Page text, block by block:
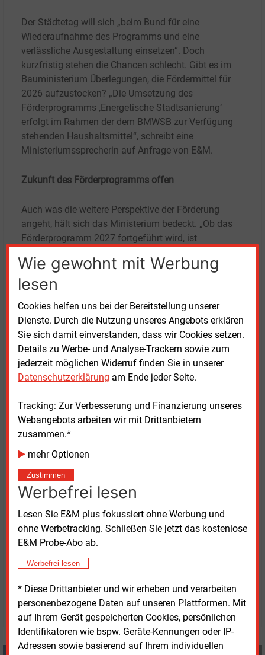
Wie gewohnt mit Werbung
lesen
Cookies helfen uns bei der Bereitstellung unserer
Dienste. Durch die Nutzung unseres Angebots erklären
Sie sich damit einverstanden, dass wir Cookies setzen.
Details zu Werbe- und Analyse-Trackern sowie zum
jederzeit möglichen Widerruf finden Sie in unserer
Datenschutzerklärung am Ende jeder Seite.
Tracking: Zur Verbesserung und Finanzierung unseres
Webangebots arbeiten wir mit Drittanbietern
zusammen.*
mehr Optionen
Zustimmen
Werbefrei lesen
Lesen Sie E&M plus fokussiert ohne Werbung und
ohne Werbetracking. Schließen Sie jetzt das kostenlose
E&M Probe-Abo ab.
Werbefrei lesen
* Diese Drittanbieter und wir erheben und verarbeiten
personenbezogene Daten auf unseren Plattformen. Mit
auf Ihrem Gerät gespeicherten Cookies, persönlichen
Identifikatoren wie bspw. Geräte-Kennungen oder IP-
Adressen sowie basierend auf Ihrem individuellen
Der Städtetag will sich „beim Bund für eine
Wiederaufnahme des Programms und eine
verlässliche Ausgestaltung einsetzen“. Doch
kurzfristig stehen die Chancen schlecht. Gibt es im
Bauministerium Überlegungen, die Fördermittel für
2026 aufzustocken? „Die Umsetzung des
Förderprogramms ‚Energetische Stadtsanierung‘
erfolgt im Rahmen der dem BMWSB zur Verfügung
stehenden Haushaltsmittel“, schreibt eine
Ministeriumssprecherin auf Anfrage von E&M.
Zukunft des Förderprogramms offen
Auch was die weitere Perspektive der Förderung
angeht, hält sich das Ministerium bedeckt. „Ob das
Förderprogramm 2027 fortgeführt wird, ist
2027. Dem Haushaltsaufstellungsverfahren und den
Ergebnissen kann jedoch nicht vorgegriffen werden“,
Der Geldtopf „Energetische Stadtsanierung“ (KfW
432) unterstützt Kommunen beim Umbau von
Stadtquartieren. Geld gibt es für Sanierungen, die
Dekarbonisierung der Energieversorgung und
Sanierungsmanagement. Das Programm war im
Förderstopp 2023 wiederbelebt worden. Kommunen
erhalten bis zu 75 Prozent der förderfähigen
Ausgaben, in Haushaltsnotlagen sollen bis zu
90 Prozent Förderung möglich sein.
„Wir haben uns lange dafür eingesetzt, das
Programm wieder aufzulegen. Die hohe Nachfrage
zeigt deutlich, wie groß der Bedarf in den Städten ist“,
sagt Städtetags-Hauptgeschäftsführer Christian
Schuchardt.
Manfred Fischer
© 2026 Energie & Management GmbH